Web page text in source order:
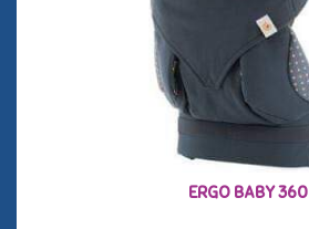
ERGO BABY 360